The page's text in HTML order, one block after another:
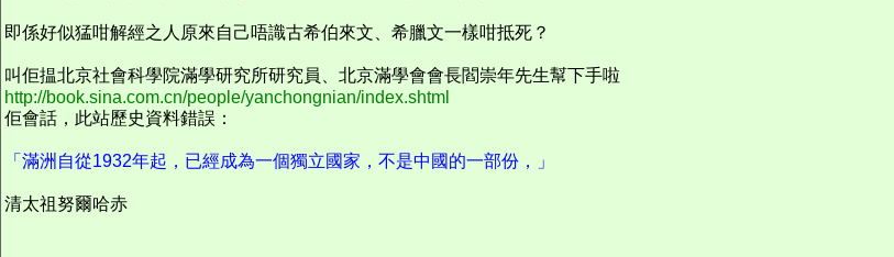
即係好似猛咁解經之人原來自己唔識古希伯來文、希臘文一樣咁抵死？
叫佢揾北京社會科學院滿學研究所研究員、北京滿學會會長閻崇年先生幫下手啦
http://book.sina.com.cn/people/yanchongnian/index.shtml
佢會話，此站歷史資料錯誤：
「滿洲自從1932年起，已經成為一個獨立國家，不是中國的一部份，」
清太祖努爾哈赤